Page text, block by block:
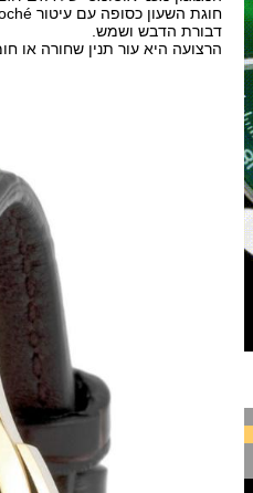
חוגת השעון כסופה עם עיטור guilloché במוטיב "שושנה" ואינדקסים ומחוגים בציפוי זהב במוטיבים של
דבורת הדבש ושמש.
הרצועה היא עור תנין שחורה או